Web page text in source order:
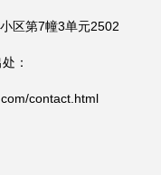
区第7幢3单元2502
：
contact.html